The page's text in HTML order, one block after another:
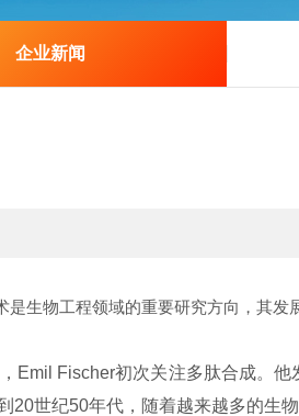
企业新闻
物工程领域的重要研究方向，其发展
Fischer初次关注多肽合成。他
20世纪50年代，随着越来越多的生